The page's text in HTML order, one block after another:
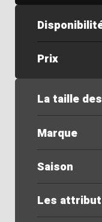
Prix
La taille
Marque
Saison
Les